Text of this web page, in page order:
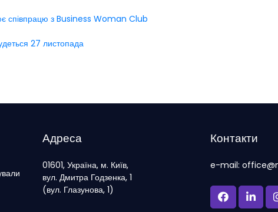
співпрацю з Business Woman Club
27 листопада
Адреса
01601, Україна, м. Київ,
вул. Дмитра Годзенка, 1
(вул. Глазунова, 1)
Контакти
e-mail: